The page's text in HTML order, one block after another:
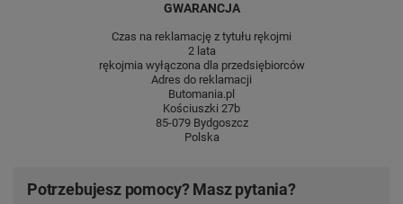
GWARANCJA
Czas na reklamację z tytułu rękojmi
2 lata
rękojmia wyłączona dla przedsiębiorców
Adres do reklamacji
Butomania.pl
Kościuszki 27b
85-079 Bydgoszcz
Polska
Potrzebujesz pomocy? Masz pytania?